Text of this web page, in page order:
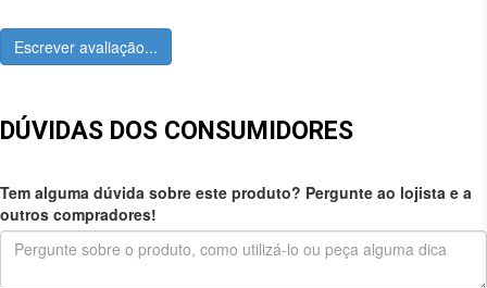
Escrever avaliação...
DÚVIDAS DOS CONSUMIDORES
Tem alguma dúvida sobre este produto? Pergunte ao lojista e a
outros compradores!